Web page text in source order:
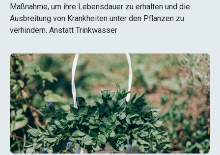
Maßnahme, um ihre Lebensdauer zu erhalten und die
Ausbreitung von Krankheiten unter den Pflanzen zu
verhindern. Anstatt Trinkwasser